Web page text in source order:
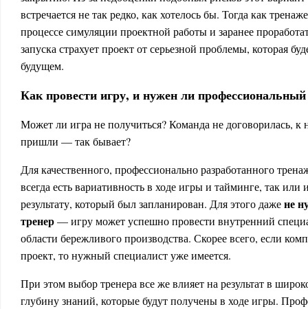
встречается не так редко, как хотелось бы. Тогда как
процессе симуляции проектной работы и заранее
запуска страхует проект от серьезной проблемы, которая
будущем.
Как провести игру, и нужен ли профессиональный
Может ли игра не получиться? Команда не договорилась, к
пришли — так бывает?
Для качественного, профессионально разработанного
всегда есть вариативность в ходе игры и тайминге, так
результату, который был запланирован. Для этого дажене
тренер— игру может успешно провести внутренний
области бережливого производства. Скорее всего, если
проект, то нужный специалист уже имеется.
При этом выбор тренера все же влияет на результат в
глубину знаний, которые будут получены в ходе игры.